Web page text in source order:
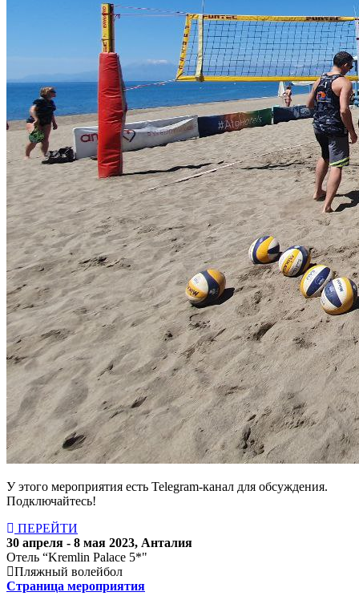
У этого мероприятия есть Telegram-канал для обсуждения.
Подключайтесь!
ПЕРЕЙТИ
30 апреля - 8 мая 2023, Анталия
Отель “Kremlin Palace 5*"
Пляжный волейбол
Страница мероприятия